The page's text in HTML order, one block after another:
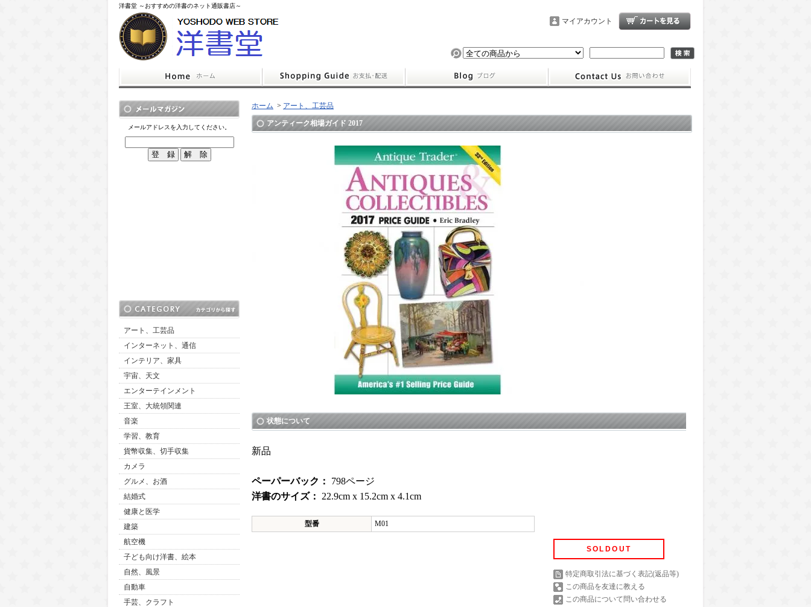
洋書堂 ～おすすめの洋書のネット通販書店～
マイアカウント
メールアドレスを入力してください。
アート、工芸品
インターネット、通信
インテリア、家具
宇宙、天文
エンターテインメント
王室、大統領関連
音楽
学習、教育
貨幣収集、切手収集
カメラ
グルメ、お酒
結婚式
健康と医学
建築
航空機
子ども向け洋書、絵本
自然、風景
自動車
手芸、クラフト
ホーム > アート、工芸品
アンティーク相場ガイド 2017
状態について
新品
ペーパーバック：
798ページ
洋書のサイズ：
22.9cm x 15.2cm x 4.1cm
型番 M01
SOLDOUT
特定商取引法に基づく表記(返品等)
この商品を友達に教える
この商品について問い合わせる